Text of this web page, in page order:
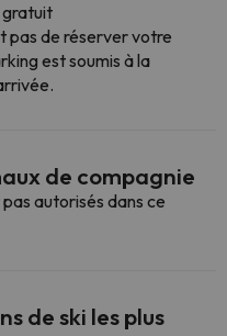
gratuit
pas de réserver votre
est soumis à la
de compagnie
autorisés dans ce
de ski les plus